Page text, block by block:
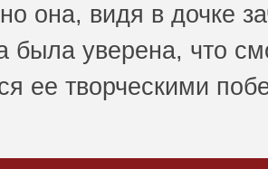
она, видя в дочке
уверена, что
ее творческими